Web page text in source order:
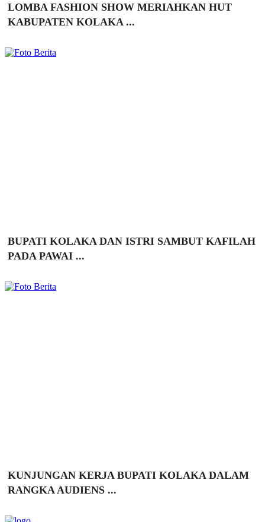
LOMBA FASHION SHOW MERIAHKAN HUT
KABUPATEN KOLAKA ...
BUPATI KOLAKA DAN ISTRI SAMBUT KAFILAH
PADA PAWAI ...
KUNJUNGAN KERJA BUPATI KOLAKA DALAM
RANGKA AUDIENS ...